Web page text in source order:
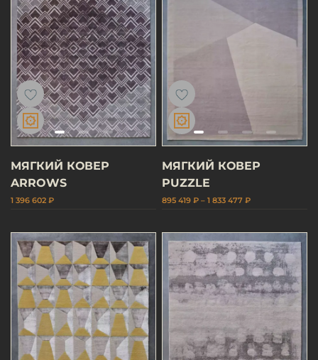
МЯГКИЙ КОВЕР
ARROWS
1 396 602 ₽
МЯГКИЙ КОВЕР
PUZZLE
895 419 ₽ – 1 833 477 ₽